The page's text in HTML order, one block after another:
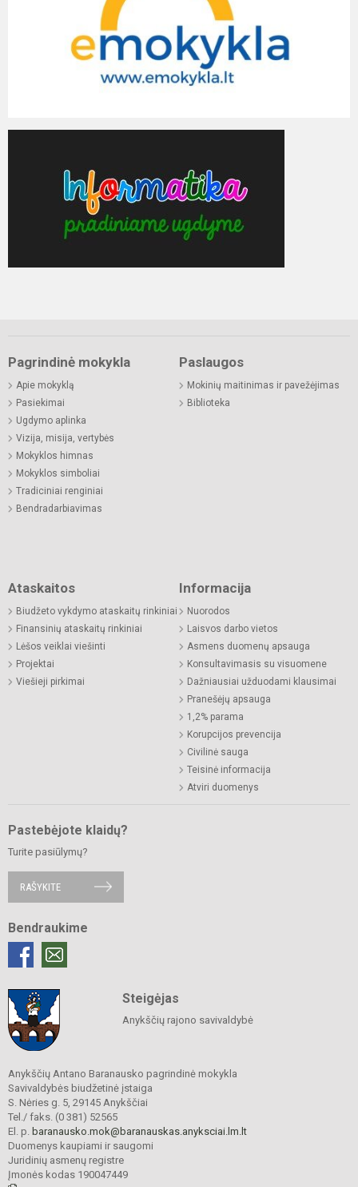
Pagrindinė mokykla
Apie mokyklą
Pasiekimai
Ugdymo aplinka
Vizija, misija, vertybės
Mokyklos himnas
Mokyklos simboliai
Tradiciniai renginiai
Bendradarbiavimas
Paslaugos
Mokinių maitinimas ir pavežėjimas
Biblioteka
Ataskaitos
Biudžeto vykdymo ataskaitų rinkiniai
Finansinių ataskaitų rinkiniai
Lėšos veiklai viešinti
Projektai
Viešieji pirkimai
Informacija
Nuorodos
Laisvos darbo vietos
Asmens duomenų apsauga
Konsultavimasis su visuomene
Dažniausiai užduodami klausimai
Pranešėjų apsauga
1,2% parama
Korupcijos prevencija
Civilinė sauga
Teisinė informacija
Atviri duomenys
Pastebėjote klaidų?
Turite pasiūlymų?
RAŠYKITE
Bendraukime
Steigėjas
Anykščių rajono savivaldybė
Anykščių Antano Baranausko pagrindinė mokykla
Savivaldybės biudžetinė įstaiga
S. Nėries g. 5, 29145 Anykščiai
Tel./ faks. (0 381) 52565
El. p. baranausko.mok@baranauskas.anyksciai.lm.lt
Duomenys kaupiami ir saugomi
Juridinių asmenų registre
Įmonės kodas 190047449